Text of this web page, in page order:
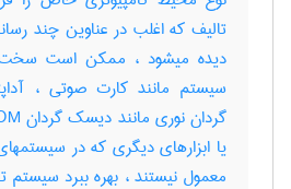
دیده میشود ، ممکن است سخت
یا ابزارهای دیگری که در
معمول نیستند ، بهره ببرد